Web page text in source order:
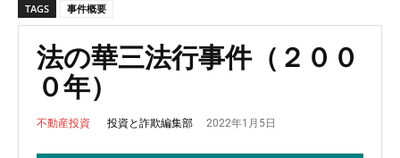
TAGS 事件概要
法の華三法行事件（２００
０年）
不動産投資 投資と詐欺編集部 2022年1月5日